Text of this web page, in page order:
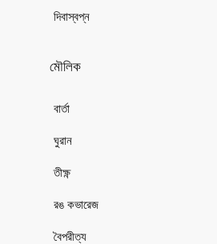
দিবাস্বপ্ন
মৌলিক
বার্তা
ঘুরান
তীক্ষ্ণ
রঙ কভারেজ
বৈপরীত্য